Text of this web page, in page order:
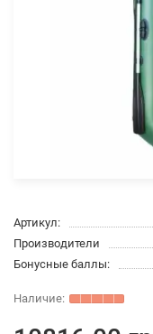
Артикул:
Производители
Бонусные баллы: